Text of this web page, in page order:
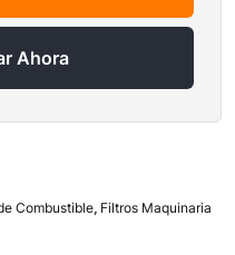
Ahora
Combustible, Filtros Maquinaria